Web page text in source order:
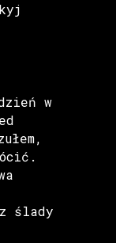
w
ślady